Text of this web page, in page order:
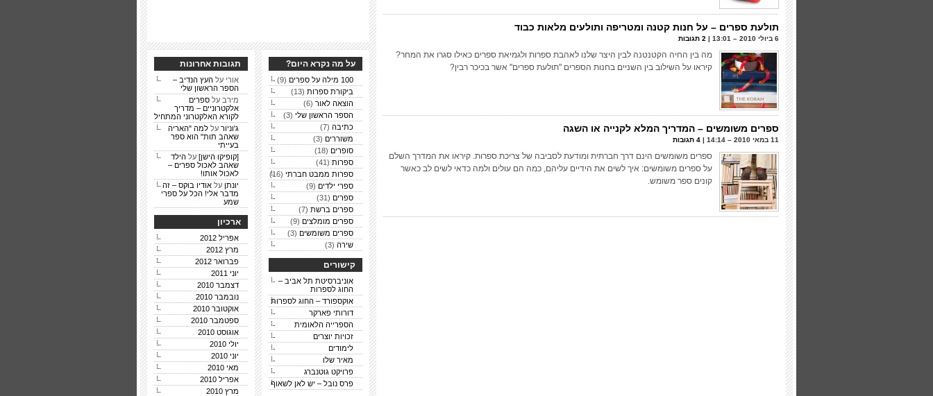
תולעת ספרים – על חנות קטנה ומטריפה ותולעים מלאות כבוד
6 ביולי 2010 – 13:01 | 2 תגובות
מה בין החיה הקטנטנה לבין היצר שלנו לאהבת ספרות ולגמיאת ספרים כאילו סגרו את המחר?
קיראו על השילוב בין השניים בחנות הספרים "תולעת ספרים" אשר בכיכר רבין?
ספרים משומשים – המדריך המלא לקנייה או השגה
11 במאי 2010 – 14:14 | 4 תגובות
ספרים משומשים הינם דרך חברתית ומודעת לסביבה של צריכת ספרות. קיראו את המדרך השלם
על ספרים משומשים: איך לשים את הידיים עליהם, כמה הם עולים ולמה כדאי לשים לב כאשר
קונים ספר משומש.
על מה נקרא היום?
100 מילה על ספרים
(9)
ביקורת ספרות (13)
הוצאה לאור (6)
הספר הראשון שלי (3)
כתיבה (7)
משוררים (3)
סופרים (18)
ספרות (41)
ספרות ממבט חברתי (16)
ספרי ילדים (9)
ספרים (31)
ספרים ברשת (7)
ספרים מומלצים (9)
ספרים משומשים (3)
שירה (3)
קישורים
אוניברסיטת תל אביב –
החוג לספרות
אוקספורד – החוג לספרות
דורותי פארקר
הספרייה הלאומית
זכויות יוצרים
לימודים
מאיר שלו
פרויקט גוטנברג
פרס נובל – יש לאן לשאוף
תגובות אחרונות
אורי על העץ הנדיב –
הספר הראשון שלי
מירב על ספרים
אלקטרוניים – מדריך
לקורא האלקטרוני המתחיל
ג'וניור על למה "האריה
שאהב תות" הוא ספר
בעייתי
[קופיקו הישן] על הילד
שאהב לאכול ספרים –
לאכול אותו!
יונתן על אודיו בוקס – זה
מדבר אלי! הכל על ספרי
שמע
ארכיון
אפריל 2012
מרץ 2012
פברואר 2012
יוני 2011
דצמבר 2010
נובמבר 2010
אוקטובר 2010
ספטמבר 2010
אוגוסט 2010
יולי 2010
יוני 2010
מאי 2010
אפריל 2010
מרץ 2010